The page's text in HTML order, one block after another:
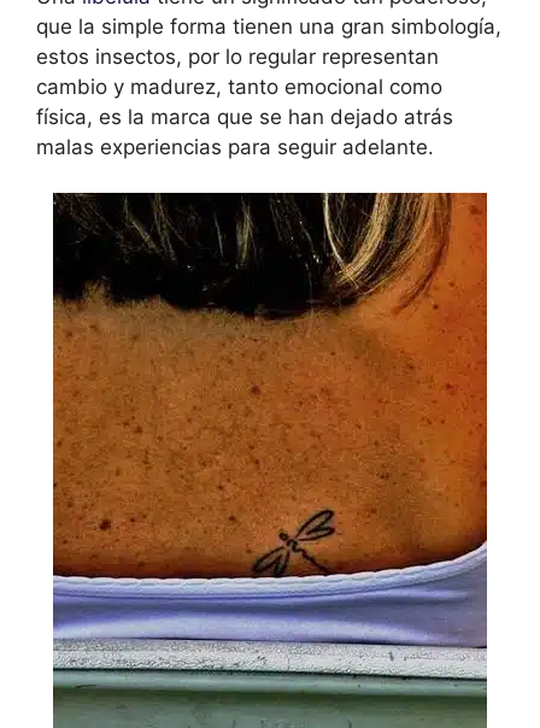
que la simple forma tienen una gran simbología,
estos insectos, por lo regular representan
cambio y madurez, tanto emocional como
física, es la marca que se han dejado atrás
malas experiencias para seguir adelante.